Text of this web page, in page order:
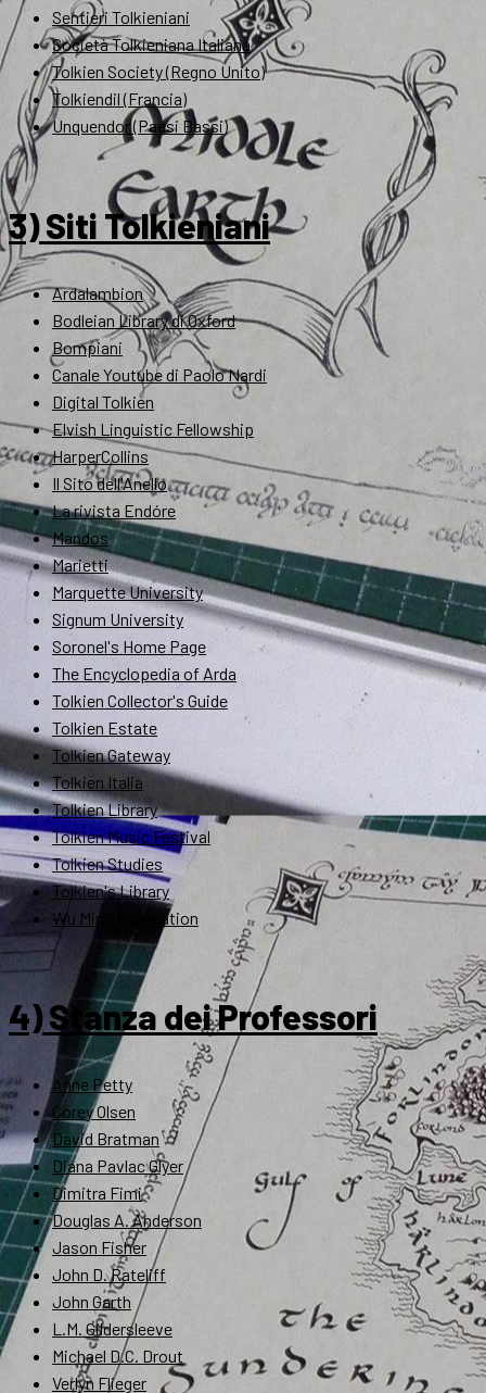
Sentieri Tolkieniani
Società Tolkieniana Italiana
Tolkien Society (Regno Unito)
Tolkiendil (Francia)
Unquendor (Paesi Bassi)
3) Siti Tolkieniani
Ardalambion
Bodleian Library di Oxford
Bompiani
Canale Youtube di Paolo Nardi
Digital Tolkien
Elvish Linguistic Fellowship
HarperCollins
Il Sito dell'Anello
La rivista Endóre
Mandos
Marietti
Marquette University
Signum University
Soronel's Home Page
The Encyclopedia of Arda
Tolkien Collector's Guide
Tolkien Estate
Tolkien Gateway
Tolkien Italia
Tolkien Library
Tolkien Music Festival
Tolkien Studies
Tolkien's Library
Wu Ming Foundation
4) Stanza dei Professori
Anne Petty
Corey Olsen
David Bratman
Diana Pavlac Glyer
Dimitra Fimi
Douglas A. Anderson
Jason Fisher
John D. Rateliff
John Garth
L.M. Gildersleeve
Michael D.C. Drout
Verlyn Flieger